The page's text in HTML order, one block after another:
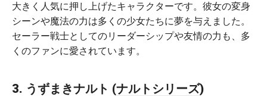
大きく人気に押し上げたキャラクターです。彼女の変身
シーンや魔法の力は多くの少女たちに夢を与えました。
セーラー戦士としてのリーダーシップや友情の力も、多
くのファンに愛されています。
3. うずまきナルト (ナルトシリーズ)